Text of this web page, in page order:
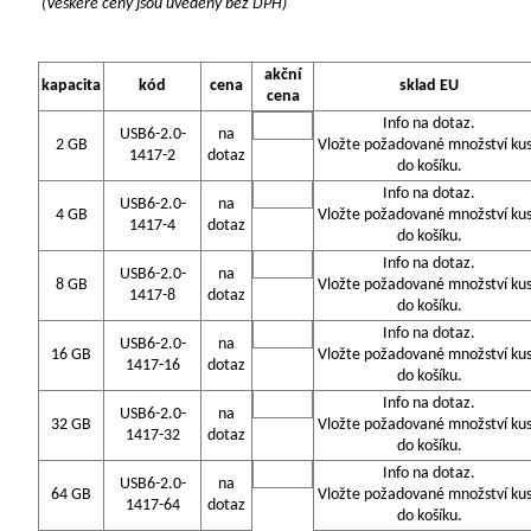
(Veškeré ceny jsou uvedeny bez DPH)
kapacita kód cena
akční
cena
sklad EU
2 GB
USB6-2.0-
1417-2
na
dotaz
Info na dotaz.
Vložte požadované množství
do košíku.
4 GB
USB6-2.0-
1417-4
na
dotaz
Info na dotaz.
Vložte požadované množství
do košíku.
8 GB
USB6-2.0-
1417-8
na
dotaz
Info na dotaz.
Vložte požadované množství
do košíku.
16 GB
USB6-2.0-
1417-16
na
dotaz
Info na dotaz.
Vložte požadované množství
do košíku.
32 GB
USB6-2.0-
1417-32
na
dotaz
Info na dotaz.
Vložte požadované množství
do košíku.
64 GB
USB6-2.0-
1417-64
na
dotaz
Info na dotaz.
Vložte požadované množství
do košíku.